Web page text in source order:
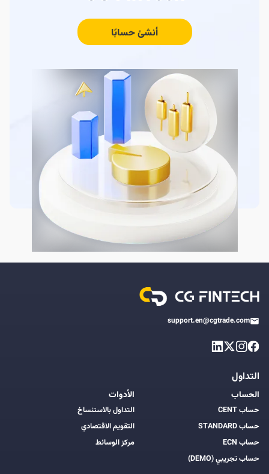
أنشئ حسابًا
support.en@cgtrade.com
التداول
الحساب
حساب CENT
حساب STANDARD
حساب ECN
حساب تجريبي (DEMO)
الأدوات
التداول بالاستنساخ
التقويم الاقتصادي
مركز الوسائط